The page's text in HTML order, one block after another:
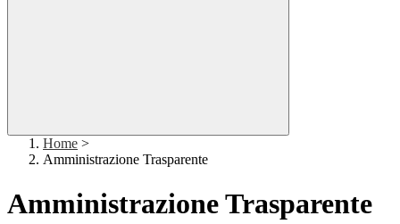
Home >
Amministrazione Trasparente
Amministrazione Trasparente